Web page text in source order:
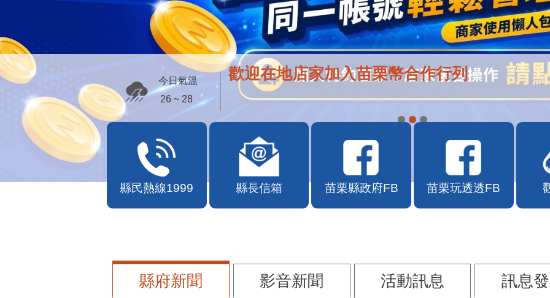
歡迎在地店家加入苗栗幣合作行列
今日氣溫
26 ~ 28
縣民熱線1999 縣長信箱 苗栗縣政府FB 苗栗玩透透FB
縣府新聞 影音新聞 活動訊息 訊息